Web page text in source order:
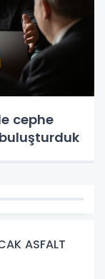
cephe
ASFALT